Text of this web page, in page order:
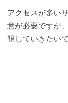
アクセスが多い
意が必要ですが
視していきたいで